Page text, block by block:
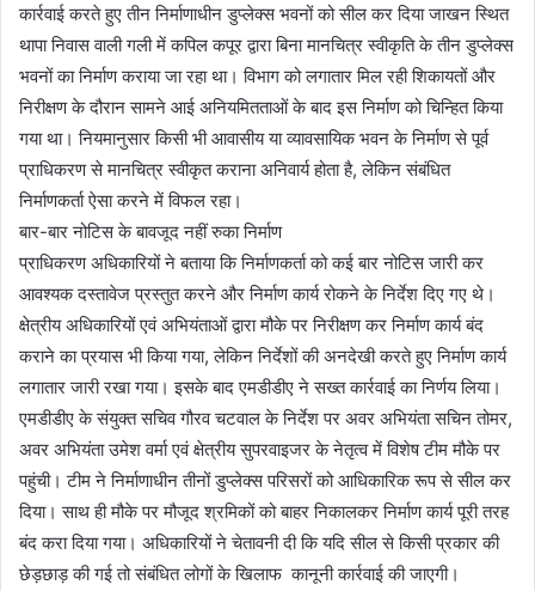
कार्रवाई करते हुए तीन निर्माणाधीन डुप्लेक्स भवनों को सील कर दिया जाखन स्थित
थापा निवास वाली गली में कपिल कपूर द्वारा बिना मानचित्र स्वीकृति के तीन डुप्लेक्स
भवनों का निर्माण कराया जा रहा था। विभाग को लगातार मिल रही शिकायतों और
निरीक्षण के दौरान सामने आई अनियमितताओं के बाद इस निर्माण को चिन्हित किया
गया था। नियमानुसार किसी भी आवासीय या व्यावसायिक भवन के निर्माण से पूर्व
प्राधिकरण से मानचित्र स्वीकृत कराना अनिवार्य होता है, लेकिन संबंधित
निर्माणकर्ता ऐसा करने में विफल रहा।
बार-बार नोटिस के बावजूद नहीं रुका निर्माण
प्राधिकरण अधिकारियों ने बताया कि निर्माणकर्ता को कई बार नोटिस जारी कर
आवश्यक दस्तावेज प्रस्तुत करने और निर्माण कार्य रोकने के निर्देश दिए गए थे।
क्षेत्रीय अधिकारियों एवं अभियंताओं द्वारा मौके पर निरीक्षण कर निर्माण कार्य बंद
कराने का प्रयास भी किया गया, लेकिन निर्देशों की अनदेखी करते हुए निर्माण कार्य
लगातार जारी रखा गया। इसके बाद एमडीडीए ने सख्त कार्रवाई का निर्णय लिया।
एमडीडीए के संयुक्त सचिव गौरव चटवाल के निर्देश पर अवर अभियंता सचिन तोमर,
अवर अभियंता उमेश वर्मा एवं क्षेत्रीय सुपरवाइजर के नेतृत्व में विशेष टीम मौके पर
पहुंची। टीम ने निर्माणाधीन तीनों डुप्लेक्स परिसरों को आधिकारिक रूप से सील कर
दिया। साथ ही मौके पर मौजूद श्रमिकों को बाहर निकालकर निर्माण कार्य पूरी तरह
बंद करा दिया गया। अधिकारियों ने चेतावनी दी कि यदि सील से किसी प्रकार की
छेड़छाड़ की गई तो संबंधित लोगों के खिलाफ कानूनी कार्रवाई की जाएगी।